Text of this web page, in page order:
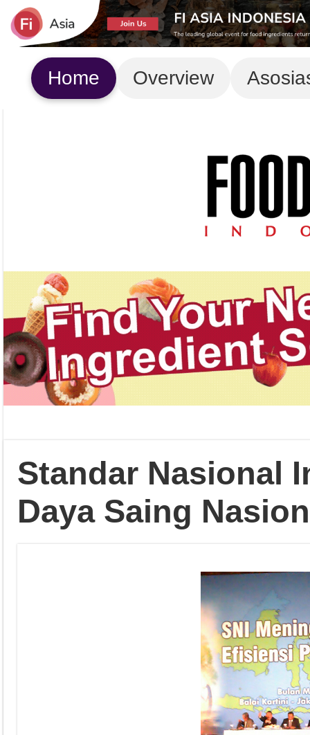
Home Overview
Standar Nasional
Daya Saing